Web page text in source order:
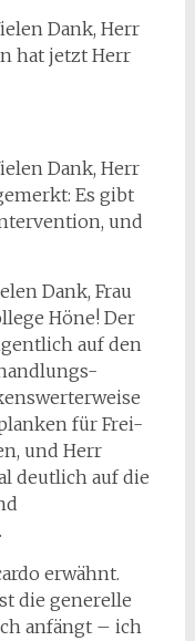
Dank, Herr
hat jetzt Herr
Dank, Herr
Es gibt
und
Dank, Frau
Höne! Der
auf den
für Frei-
und Herr
deutlich auf die
erwähnt.
die generelle
anfängt – ich